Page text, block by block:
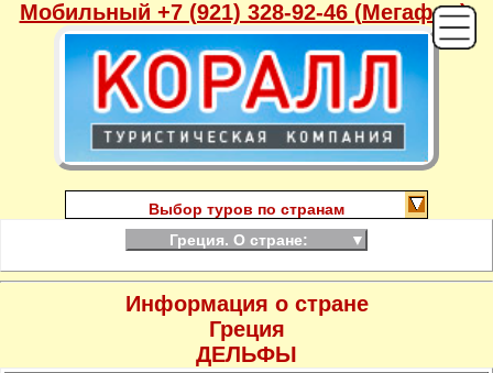
Мобильный +7 (921) 328-92-46 (Мегафон),
Выбор туров по странам
Греция. О стране:
▼
Информация о стране
Греция
ДЕЛЬФЫ